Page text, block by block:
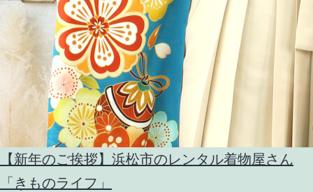
【新年のご挨拶】浜松市のレンタル着物屋さん
「きものライフ」